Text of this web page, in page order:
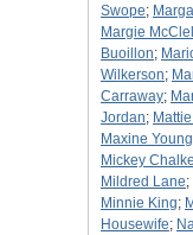
Swope;
Margie
Buoillon;
Wilkerson;
Carraway;
Jordan;
Maxine Young
Mickey
Mildred Lane;
Minnie King;
Housewife;